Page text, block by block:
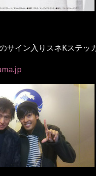
サイン入りスネKステッ